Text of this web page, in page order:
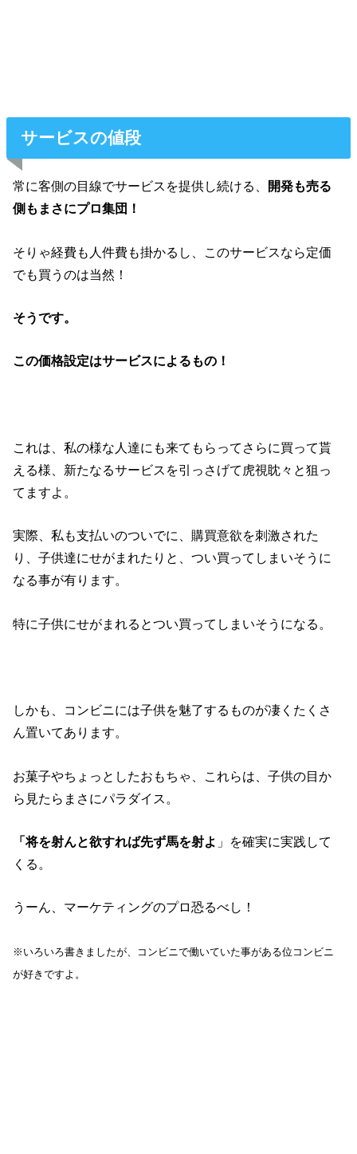
サービスの値段
常に客側の目線でサービスを提供し続ける、 開発も売る
側もまさにプロ集団！
そりゃ経費も人件費も掛かるし、このサービスなら定価
でも買うのは当然！
そうです。
この価格設定はサービスによるもの！
これは、私の様な人達にも来てもらってさらに買って貰
える様、新たなるサービスを引っさげて虎視眈々と狙っ
てますよ。
実際、私も支払いのついでに、購買意欲を刺激された
り、子供達にせがまれたりと、つい買ってしまいそうに
なる事が有ります。
特に子供にせがまれるとつい買ってしまいそうになる。
しかも、コンビニには子供を魅了するものが凄くたくさ
ん置いてあります。
お菓子やちょっとしたおもちゃ、これらは、子供の目か
ら見たらまさにパラダイス。
「将を射んと欲すれば先ず馬を射よ 」を確実に実践して
くる。
うーん、マーケティングのプロ恐るべし！
※いろいろ書きましたが、コンビニで働いていた事がある位コンビニ
が好きですよ。